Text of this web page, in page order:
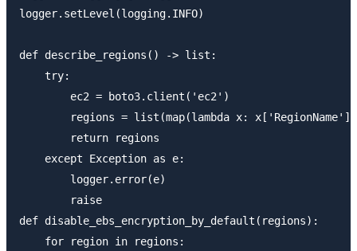
logger.setLevel(logging.INFO)
def describe_regions() -> list:
    try:
        ec2 = boto3.client('ec2')
regions = list(map(lambda x:
        return regions
    except Exception as e:
        logger.error(e)
        raise
def disable_ebs_encryption_by_default(regions):
    for region in regions: